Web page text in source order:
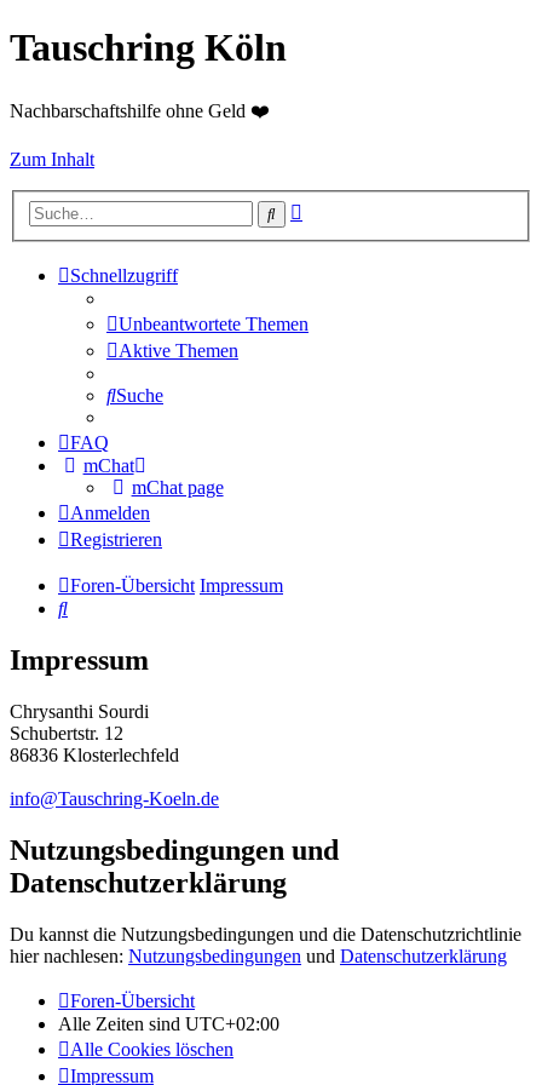
Tauschring Köln
Nachbarschaftshilfe ohne Geld ❤️
Zum Inhalt
Suche
Schnellzugriff
Unbeantwortete Themen
Aktive Themen
Suche
FAQ
mChat
mChat page
Anmelden
Registrieren
Foren-Übersicht Impressum
Suche
Impressum
Chrysanthi Sourdi
Schubertstr. 12
86836 Klosterlechfeld
info@Tauschring-Koeln.de
Nutzungsbedingungen und
Datenschutzerklärung
Du kannst die Nutzungsbedingungen und die Datenschutzrichtlinie
hier nachlesen: Nutzungsbedingungen und Datenschutzerklärung
Foren-Übersicht
Alle Zeiten sind UTC+02:00
Alle Cookies löschen
Impressum